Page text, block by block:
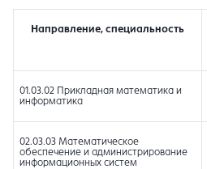
Направление, специальность
01.03.02 Прикладная математика и
информатика
02.03.03 Математическое
обеспечение и администрирование
информационных систем